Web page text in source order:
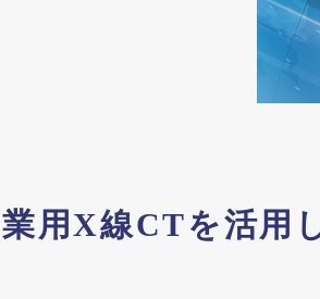
用X線CTを活用